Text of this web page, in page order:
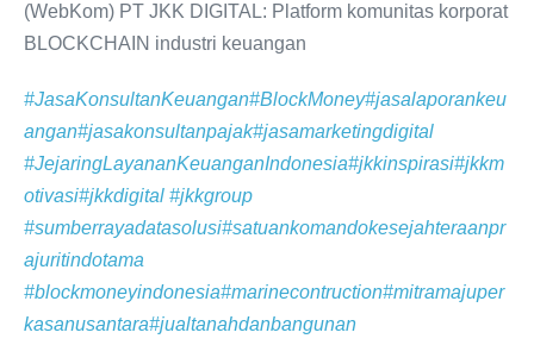
(WebKom) PT JKK DIGITAL: Platform komunitas korporat
BLOCKCHAIN industri keuangan
#JasaKonsultanKeuangan#BlockMoney#jasalaporankeu
angan#jasakonsultanpajak#jasamarketingdigital
#JejaringLayananKeuanganIndonesia#jkkinspirasi#jkkm
otivasi#jkkdigital #jkkgroup
#sumberrayadatasolusi#satuankomandokesejahteraanpr
ajuritindotama
#blockmoneyindonesia#marinecontruction#mitramajuper
kasanusantara#jualtanahdanbangunan